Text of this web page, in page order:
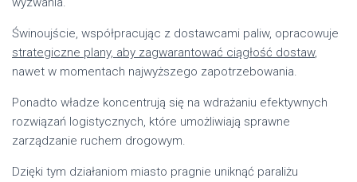
Świnoujście, współpracując z dostawcami paliw, opracowuje
strategiczne plany, aby zagwarantować ciągłość dostaw,
nawet w momentach najwyższego zapotrzebowania.
Ponadto władze koncentrują się na wdrażaniu efektywnych
rozwiązań logistycznych, które umożliwiają sprawne
zarządzanie ruchem drogowym.
Dzięki tym działaniom miasto pragnie uniknąć paraliżu